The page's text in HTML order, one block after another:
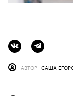
АВТОР САША